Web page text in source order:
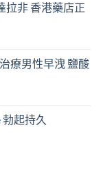
拉非 香港藥店正
療男性早洩 鹽酸
起持久